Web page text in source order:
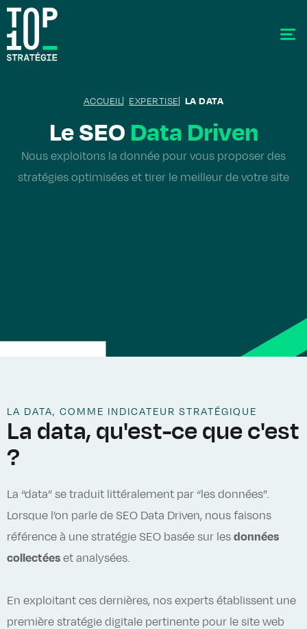
SEO - Référencement
ACCUEIL EXPERTISE LA DATA
Le SEO Data Driven
Nous exploitons la donnée pour vous proposer des
stratégies optimisées et tirer le meilleur de votre site
LA DATA, COMME INDICATEUR STRATÉGIQUE
La data, qu'est-ce que c'est
?
La “data” se traduit littéralement par “les données”.
Lorsque l’on parle de SEO Data Driven, nous faisons
référence à une stratégie SEO basée sur les données
collectées et analysées.
En exploitant ces dernières, nos experts établissent une
première stratégie digitale pertinente pour le site web